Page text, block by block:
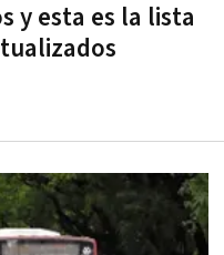
y esta es la lista